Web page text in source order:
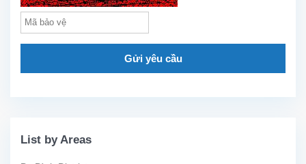
Gửi yêu cầu
List by Areas